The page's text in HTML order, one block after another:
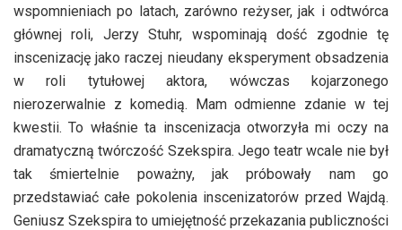
wspomnieniach po latach, zarówno reżyser, jak i odtwórca
głównej roli, Jerzy Stuhr, wspominają dość zgodnie tę
inscenizację jako raczej nieudany eksperyment obsadzenia
w roli tytułowej aktora, wówczas kojarzonego
nierozerwalnie z komedią. Mam odmienne zdanie w tej
kwestii. To właśnie ta inscenizacja otworzyła mi oczy na
dramatyczną twórczość Szekspira. Jego teatr wcale nie był
tak śmiertelnie poważny, jak próbowały nam go
przedstawiać całe pokolenia inscenizatorów przed Wajdą.
Geniusz Szekspira to umiejętność przekazania publiczności